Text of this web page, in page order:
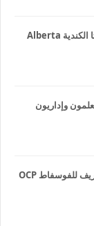
استمارة الهجرة الجديدة بمقاطعة ألبرتا الكندية Alberta
للمعلمون وإداريون
طريقة تقديم طلب عمل بالمكتب الشريف للفوسفاط OCP